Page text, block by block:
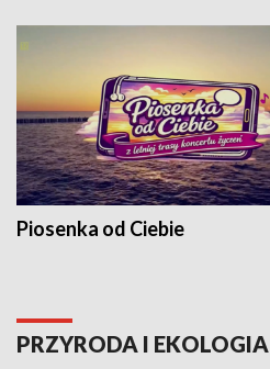
Piosenka od Ciebie
PRZYRODA I EKOLOGIA